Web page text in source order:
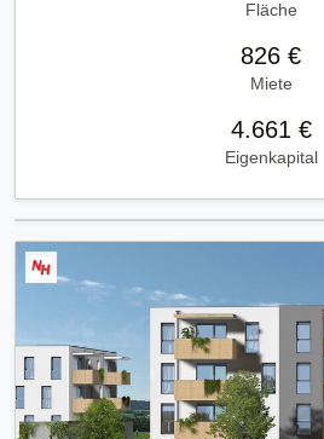
Fläche
826 €
Miete
4.661 €
Eigenkapital